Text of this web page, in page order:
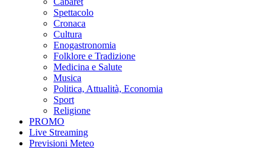
Spettacolo
Cronaca
Cultura
Enogastronomia
Folklore e Tradizione
Medicina e Salute
Musica
Politica, Attualità, Economia
Sport
Religione
PROMO
Live Streaming
Previsioni Meteo